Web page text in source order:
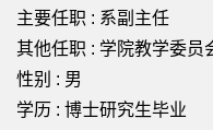
主要任职 : 系副主任
其他任职 : 学院教学委员
性别 : 男
学历 : 博士研究生毕业